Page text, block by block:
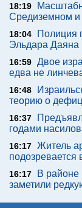
18:19
Средиземном
18:04
Полиция
Эльдара Даяна
16:59 Двое
едва не
16:48
теорию о
16:37
годами
16:17 Житель
подозревается
16:17
В районе
заметили